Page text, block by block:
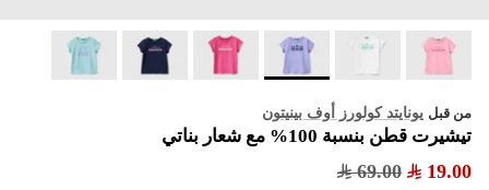
من قبل يونايتد كولورز أوف بينيتون
تيشيرت قطن بنسبة 100% مع شعار بناتي
19.00
69.00